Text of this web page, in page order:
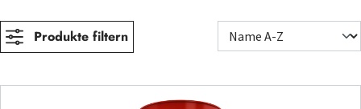
Produkte filtern